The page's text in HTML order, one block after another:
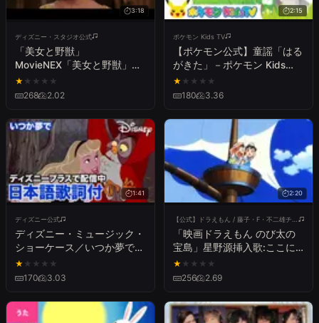
3:18
ディズニー・スタジオ公式
「美女と野獣」
MovieNEX「美女と野獣」日
本語シング・アロング版
★ ★ ★ ★ ★
268 2.02
2:15
ポケモン Kids TV
【ポケモン公式】童謡「はる
がきた」－ポケモン Kids
TV【こどものうた】
★ ★ ★ ★ ★
180 3.36
1:41
ディズニー公式
ディズニー・ミュージック・
ショーケース／いつか夢で｜
ディズニープラス
★ ★ ★ ★ ★
170 3.03
2:20
「映画ドラえもん のび太の
宝島」星野源挿入歌:ここに
いないあなたへ 特別映像
★ ★ ★ ★ ★
256 2.69